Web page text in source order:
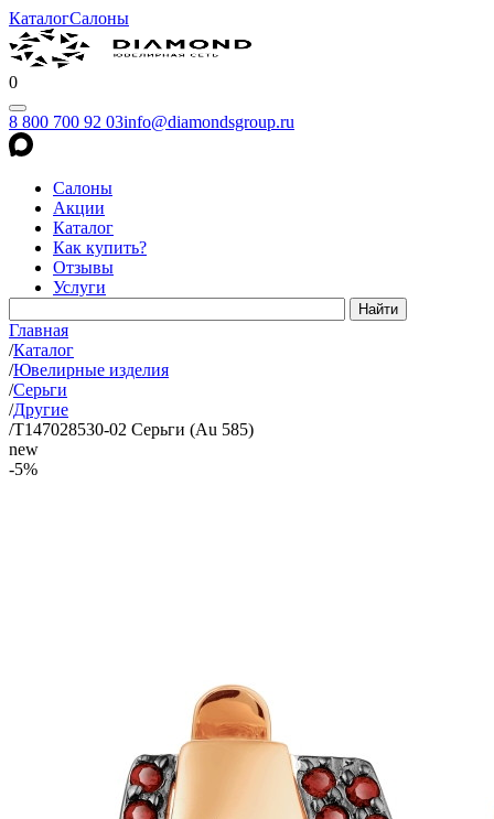
КаталогСалоны
0
8 800 700 92 03info@diamondsgroup.ru
Салоны
Акции
Каталог
Как купить?
Отзывы
Услуги
Главная
/Каталог
/Ювелирные изделия
/Серьги
/Другие
/Т147028530-02 Серьги (Au 585)
new
-5%